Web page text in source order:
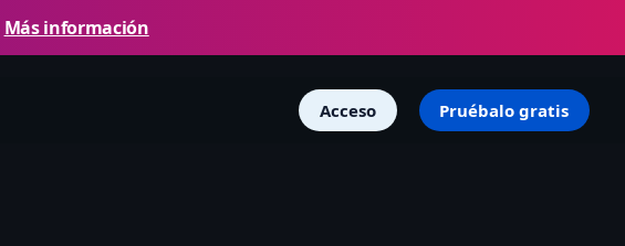
Más información
Acceso Pruébalo gratis